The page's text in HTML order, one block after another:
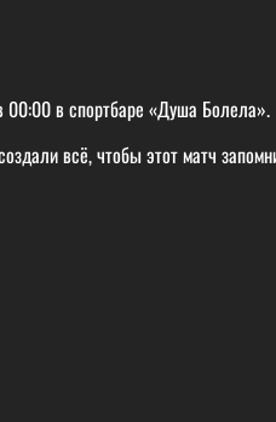
в спортбаре «Душа Болела».
всё, чтобы этот матч